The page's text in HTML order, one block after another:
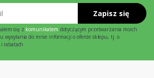
Zapisz się
się z komunikatem dotyczącym przetwarzania moich
wysyłania do mnie informacji o ofercie sklepu, tj. o
rabatach